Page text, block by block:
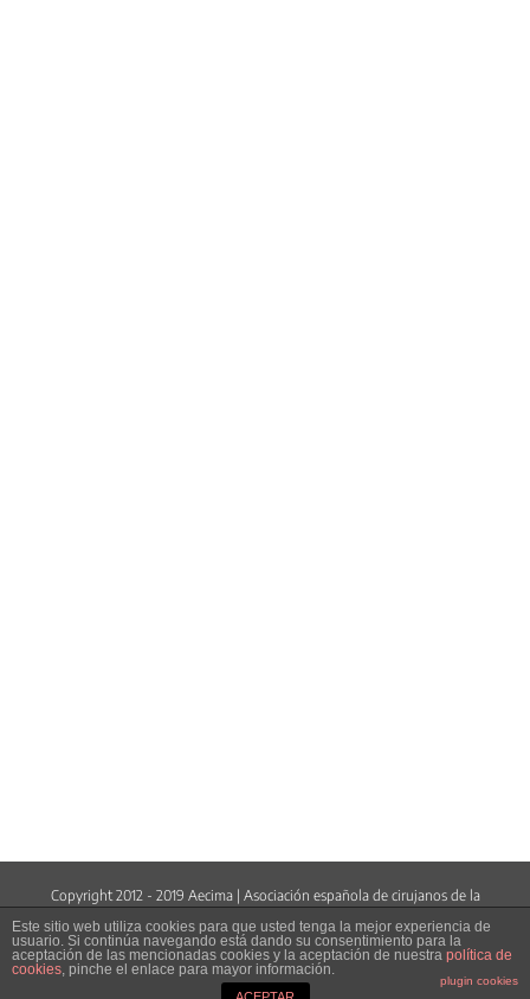
Copyright 2012 - 2019 Aecima | Asociación española de cirujanos de la
mama |www.aecima.com
Facebook
LinkedIn
TwitterYouTube
Correo
Este sitio web utiliza cookies para que usted tenga la mejor experiencia de
usuario. Si continúa navegando está dando su consentimiento para la
aceptación de las mencionadas cookies y la aceptación de nuestra política de
cookies, pinche el enlace para mayor información.
plugin cookies